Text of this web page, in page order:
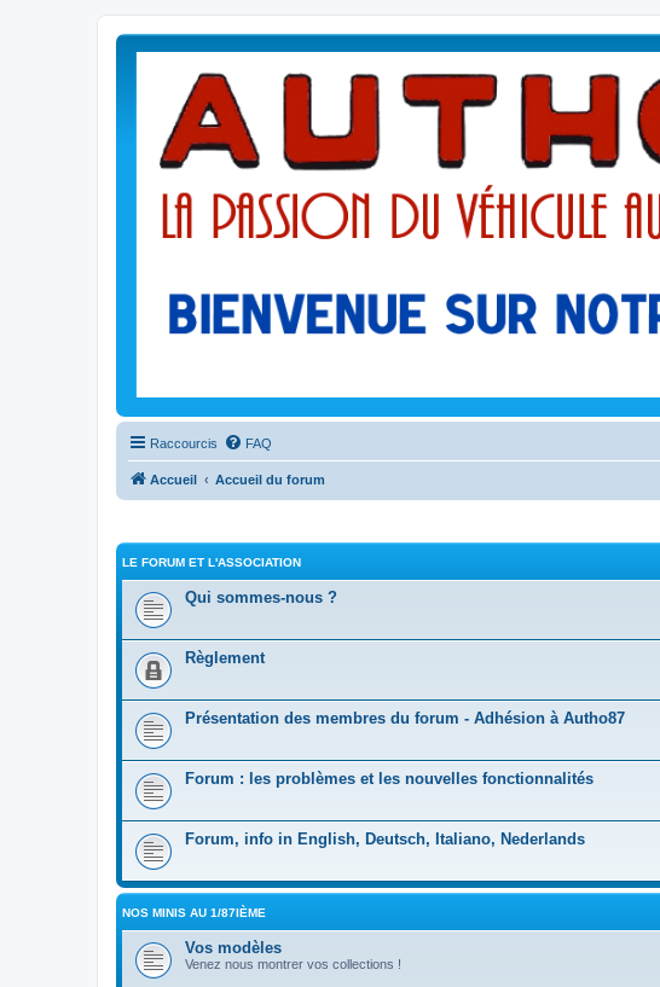
Raccourcis FAQ
Accueil Accueil du forum
LE FORUM ET L'ASSOCIATION
Qui sommes-nous ?
Règlement
Présentation des membres du forum - Adhésion à Autho87
Forum : les problèmes et les nouvelles fonctionnalités
Forum, info in English, Deutsch, Italiano, Nederlands
NOS MINIS AU 1/87IÈME
Vos modèles
Venez nous montrer vos collections !